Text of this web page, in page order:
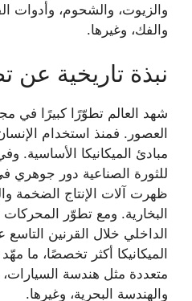
والزيوت، والشحوم، وأدوات
والفك، وغيرها.
نبذة تاريخية عن
شهد العالم تطوّرًا كبيرًا في
العصور. فمنذ استخدام
مبادئ الميكانيكا الأساسية.
للثورة الصناعية دور جوهري
ظهرت آلات الإنتاج الضخمة
البخارية. ومع تطوّر المحركات
الداخلي خلال القرنين
الميكانيكا أكثر تخصصًا، ما
متعددة مثل هندسة
والهندسة البحرية، وغيرها.